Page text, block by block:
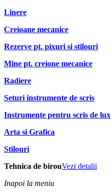
Linere
Creioane mecanice
Rezerve pt. pixuri si stilouri
Mine pt. creione mecanice
Radiere
Seturi instrumente de scris
Instrumente pentru scris de lux
Arta si Grafica
Stilouri
Tehnica de birouVezi detalii
Inapoi la meniu